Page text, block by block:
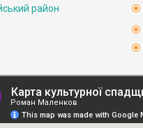
район